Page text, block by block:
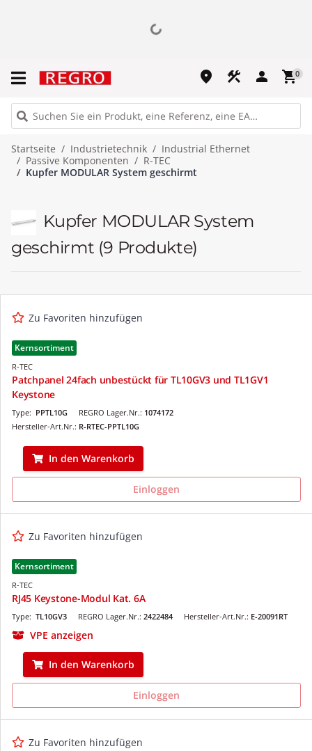
place construction person shopping_cart0
Startseite Industrietechnik
Industrial Ethernet
Passive Komponenten
R-TEC
Kupfer MODULAR System geschirmt
Kupfer MODULAR System
geschirmt (9 Produkte)
Zu Favoriten hinzufügen
Kernsortiment
R-TEC
Patchpanel 24fach unbestückt für TL10GV3 und TL1GV1
Keystone
REGRO Lager.Nr.: 1074172
Type: PPTL10G
Hersteller-Art.Nr.: R-RTEC-PPTL10G
In den Warenkorb
Einloggen
Zu Favoriten hinzufügen
Kernsortiment
R-TEC
RJ45 Keystone-Modul Kat. 6A
REGRO Lager.Nr.: 2422484
Type: TL10GV3 Hersteller-Art.Nr.: E-20091RT
VPE anzeigen
In den Warenkorb
Einloggen
Zu Favoriten hinzufügen